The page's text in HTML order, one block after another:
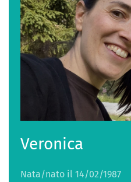
Veronica
Nata/nato il 14/02/1987